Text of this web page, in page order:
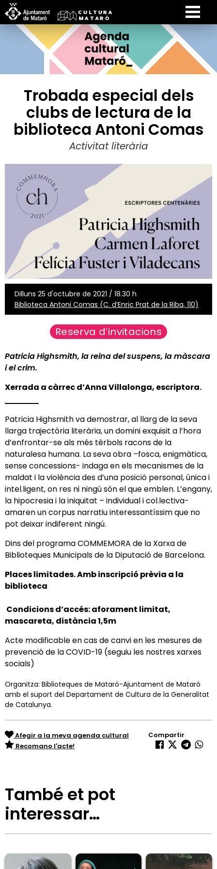
Trobada especial dels
clubs de lectura de la
biblioteca Antoni Comas
Activitat literària
Dilluns 25 d'octubre de 2021 / 18.30 h
Biblioteca Antoni Comas (C. d’Enric Prat de la Riba, 110)
Reserva d’invitacions
Patricia Highsmith, la reina del suspens, la màscara
i el crim.
Xerrada a càrrec d’Anna Villalonga, escriptora.
Patricia Highsmith va demostrar, al llarg de la seva
llarga trajectòria literària, un domini exquisit a l’hora
d’enfrontar-se als més tèrbols racons de la
naturalesa humana. La seva obra –fosca, enigmàtica,
sense concessions- indaga en els mecanismes de la
maldat i la violència des d’una posició personal, única i
intel.ligent, on res ni ningú són el que emblen. L’engany,
la hipocresia i la iniquitat – individual i col.lectiva-
amaren un corpus narratiu interessantíssim que no
pot deixar indiferent ningú.
Dins del programa COMMEMORA de la Xarxa de
Biblioteques Municipals de la Diputació de Barcelona.
Places limitades. Amb inscripció prèvia a la
biblioteca
Condicions d’accés: aforament limitat,
mascareta, distància 1,5m
Acte modificable en cas de canvi en les mesures de
prevenció de la COVID-19 (seguiu les nostres xarxes
socials)
Organitza: Biblioteques de Mataró-Ajuntament de Mataró
amb el suport del Departament de Cultura de la Generalitat
de Catalunya.
Afegir a la meva agenda cultural
Recomano l'acte!
Compartir
També et pot
interessar…